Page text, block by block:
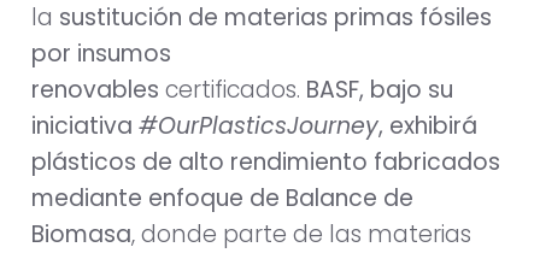
la sustitución de materias primas fósiles
por insumos
renovables certificados. BASF, bajo su
iniciativa #OurPlasticsJourney, exhibirá
plásticos de alto rendimiento fabricados
mediante enfoque de Balance de
Biomasa, donde parte de las materias